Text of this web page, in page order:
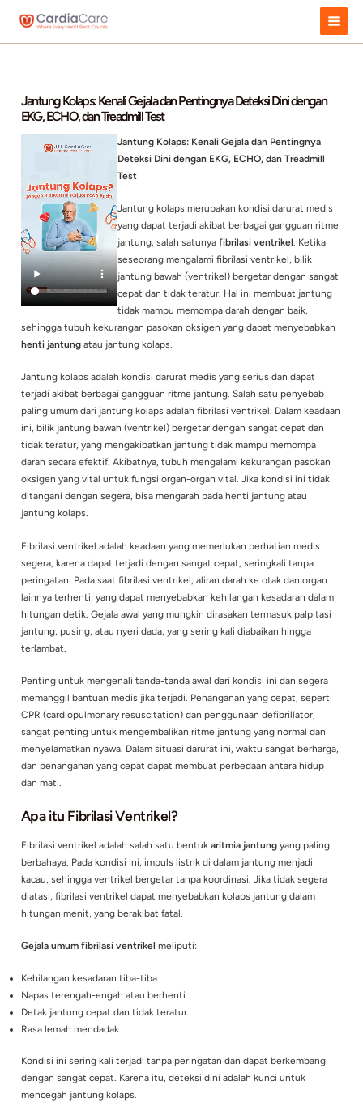
Jantung Kolaps: Kenali Gejala dan Pentingnya Deteksi
EKG, ECHO, dan Treadmill Test
Test
Jantung kolaps merupakan kondisi
yang dapat terjadi akibat berbagai
jantung, salah satunya
fibrilasi
seseorang mengalami fibrilasi
jantung bawah (ventrikel) bergetar
tidak mampu memompa darah dengan
sehingga tubuh kekurangan pasokan oksigen yang dapat
henti jantungatau jantung kolaps.
Jantung kolaps adalah kondisi darurat medis yang serius dan
terjadi akibat berbagai gangguan ritme jantung. Salah satu
paling umum dari jantung kolaps adalah fibrilasi ventrikel.
tidak teratur, yang mengakibatkan jantung tidak mampu
darah secara efektif. Akibatnya, tubuh mengalami
oksigen yang vital untuk fungsi organ-organ vital. Jika
ditangani dengan segera, bisa mengarah pada henti jantung
jantung kolaps.
Fibrilasi ventrikel adalah keadaan yang memerlukan
segera, karena dapat terjadi dengan sangat cepat, seringkali
peringatan. Pada saat fibrilasi ventrikel, aliran darah ke otak
lainnya terhenti, yang dapat menyebabkan kehilangan
hitungan detik. Gejala awal yang mungkin dirasakan
jantung, pusing, atau nyeri dada, yang sering kali diabaikan
terlambat.
Penting untuk mengenali tanda-tanda awal dari kondisi ini
memanggil bantuan medis jika terjadi. Penanganan yang
CPR (cardiopulmonary resuscitation) dan penggunaan
sangat penting untuk mengembalikan ritme jantung yang
dan mati.
Apa itu Fibrilasi Ventrikel?
Fibrilasi ventrikel adalah salah satu bentukaritmia jantung
berbahaya. Pada kondisi ini, impuls listrik di dalam jantung
kacau, sehingga ventrikel bergetar tanpa koordinasi. Jika